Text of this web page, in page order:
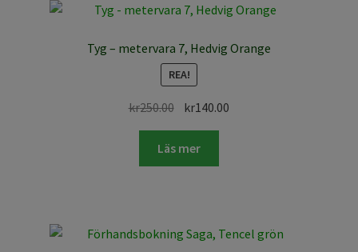
Tyg – metervara 7, Hedvig Orange
REA!
kr250.00 Det
ursprungliga
priset
var:
kr140.00
Läs mer